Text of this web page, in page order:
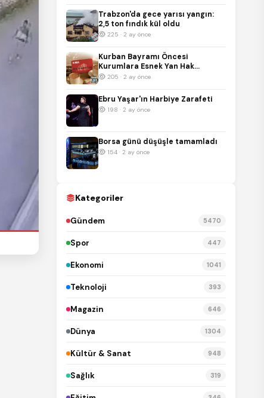
Trabzon'da gece yarısı yangın:
2,5 ton fındık kül oldu
225 · 2 ay önce
Kurban Bayramı Öncesi
Kurumlara Esnek Yan Hak
Çözümü: A101 Hediye Kartı
205 · 2 ay önce
Ebru Yaşar'ın Harbiye Zarafeti
198 · 2 ay önce
Borsa günü düşüşle tamamladı
154 · 2 ay önce
Kategoriler
Gündem 5470
Spor 447
Ekonomi 1041
Teknoloji 393
Magazin 646
Dünya 1304
Kültür & Sanat 948
Sağlık 319